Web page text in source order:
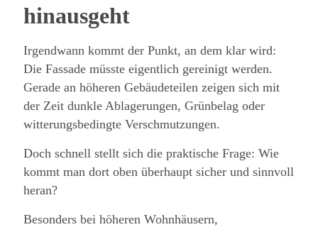
hinausgeht
Irgendwann kommt der Punkt, an dem klar wird:
Die Fassade müsste eigentlich gereinigt werden.
Gerade an höheren Gebäudeteilen zeigen sich mit
der Zeit dunkle Ablagerungen, Grünbelag oder
witterungsbedingte Verschmutzungen.
Doch schnell stellt sich die praktische Frage: Wie
kommt man dort oben überhaupt sicher und sinnvoll
heran?
Besonders bei höheren Wohnhäusern,